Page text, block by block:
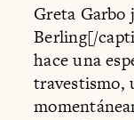
Greta Garbo
Berling[/
hace una
travestismo,